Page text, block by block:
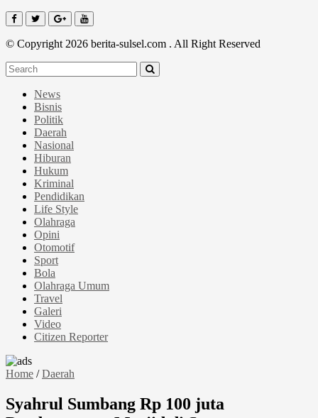
© Copyright 2026 berita-sulsel.com . All Right Reserved
News
Bisnis
Politik
Daerah
Nasional
Hiburan
Hukum
Kriminal
Pendidikan
Life Style
Olahraga
Opini
Otomotif
Sport
Bola
Olahraga Umum
Travel
Galeri
Video
Citizen Reporter
Home /Daerah
Syahrul Sumbang Rp 100 juta